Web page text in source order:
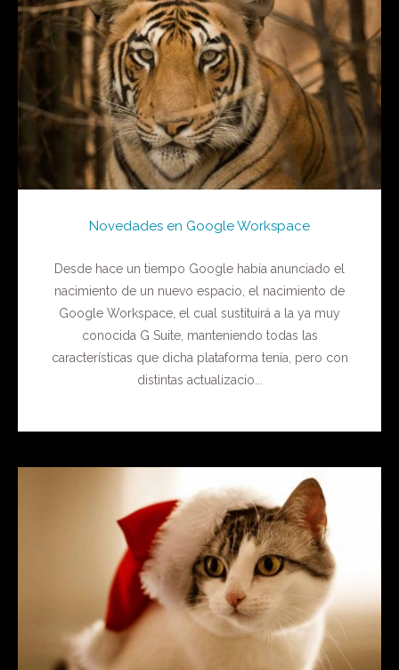
Novedades en Google Workspace
Desde hace un tiempo Google había anunciado el
nacimiento de un nuevo espacio, el nacimiento de
Google Workspace, el cual sustituirá a la ya muy
conocida G Suite, manteniendo todas las
características que dicha plataforma tenía, pero con
distintas actualizacio...